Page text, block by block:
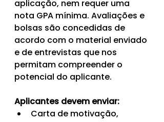
aplicação, nem requer uma
nota GPA mínima. Avaliações e
bolsas são concedidas de
acordo com o material enviado
e de entrevistas que nos
permitam compreender o
potencial do aplicante.
Aplicantes devem enviar:
Carta de motivação,